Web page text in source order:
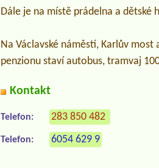
Dále je na místě prádelna a dětské
Na Václavské náměstí, Karlův
penzionu staví autobus, tramvaj
Kontakt
Telefon: 283 850 482
Telefon: 6054 629 9